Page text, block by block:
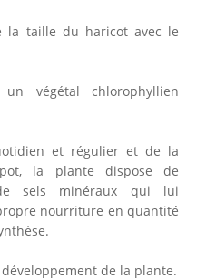
la taille du haricot avec le
végétal chlorophyllien
et régulier et de la
la plante dispose de
sels minéraux qui lui
nourriture en quantité
de la plante.